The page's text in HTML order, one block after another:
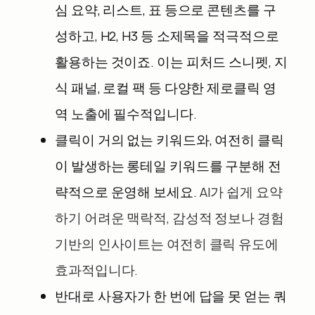
심 요약, 리스트, 표 등으로 콘텐츠를 구
성하고, H2, H3 등 소제목을 적극적으로
활용하는 것이죠. 이는 피처드 스니펫, 지
식 패널, 로컬 팩 등 다양한 제로클릭 영
역 노출에 필수적입니다.
클릭이 거의 없는 키워드와, 여전히 클릭
이 발생하는 롱테일 키워드를 구분해 전
략적으로 운영해 보세요.AI가 쉽게 요약
하기 어려운 맥락적, 감성적 정보나 경험
기반의 인사이트는 여전히 클릭 유도에
효과적입니다.
반대로 사용자가 한 번에 답을 못 얻는 쿼